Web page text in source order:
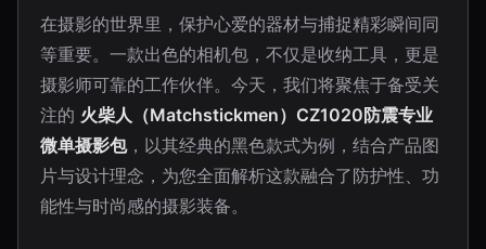
在摄影的世界里，保护心爱的器材与捕捉精彩瞬间同
等重要。一款出色的相机包，不仅是收纳工具，更是
摄影师可靠的工作伙伴。今天，我们将聚焦于备受关
注的 火柴人（Matchstickmen）CZ1020防震专业
微单摄影包，以其经典的黑色款式为例，结合产品图
片与设计理念，为您全面解析这款融合了防护性、功
能性与时尚感的摄影装备。